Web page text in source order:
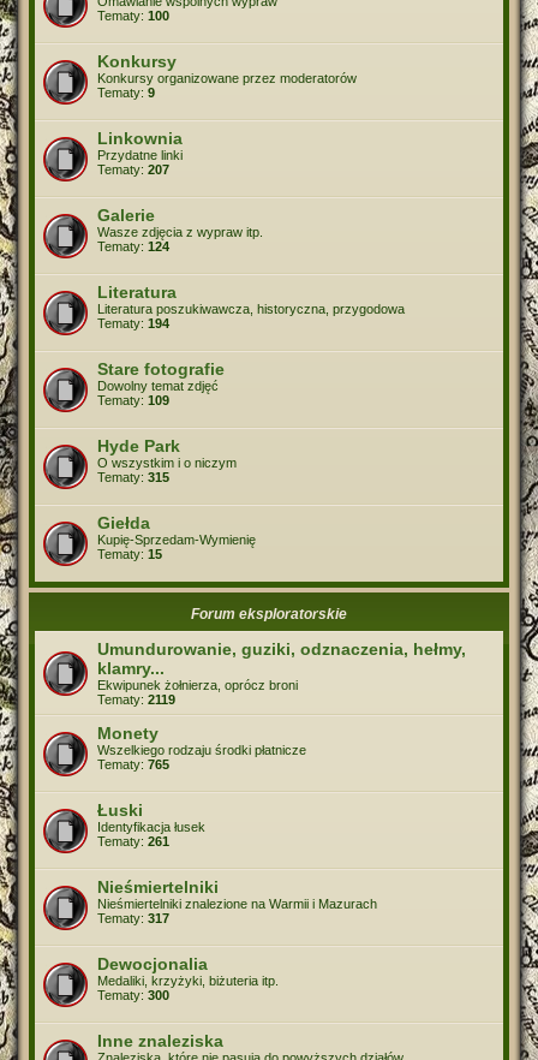
Tematy: 100
Konkursy
Konkursy organizowane przez moderatorów
Tematy: 9
Linkownia
Przydatne linki
Tematy: 207
Galerie
Wasze zdjęcia z wypraw itp.
Tematy: 124
Literatura
Literatura poszukiwawcza, historyczna, przygodowa
Tematy: 194
Stare fotografie
Dowolny temat zdjęć
Tematy: 109
Hyde Park
O wszystkim i o niczym
Tematy: 315
Giełda
Kupię-Sprzedam-Wymienię
Tematy: 15
Forum eksploratorskie
Umundurowanie, guziki, odznaczenia, hełmy,
klamry...
Ekwipunek żołnierza, oprócz broni
Tematy: 2119
Monety
Wszelkiego rodzaju środki płatnicze
Tematy: 765
Łuski
Identyfikacja łusek
Tematy: 261
Nieśmiertelniki
Nieśmiertelniki znalezione na Warmii i Mazurach
Tematy: 317
Dewocjonalia
Medaliki, krzyżyki, biżuteria itp.
Tematy: 300
Inne znaleziska